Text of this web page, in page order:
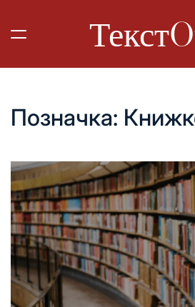
вмісту
Позначка: